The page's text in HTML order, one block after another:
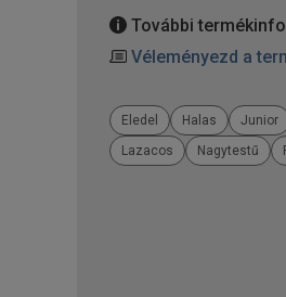
További
Véleményezd a
Eledel Halas Junior
Lazacos
Nagytestű